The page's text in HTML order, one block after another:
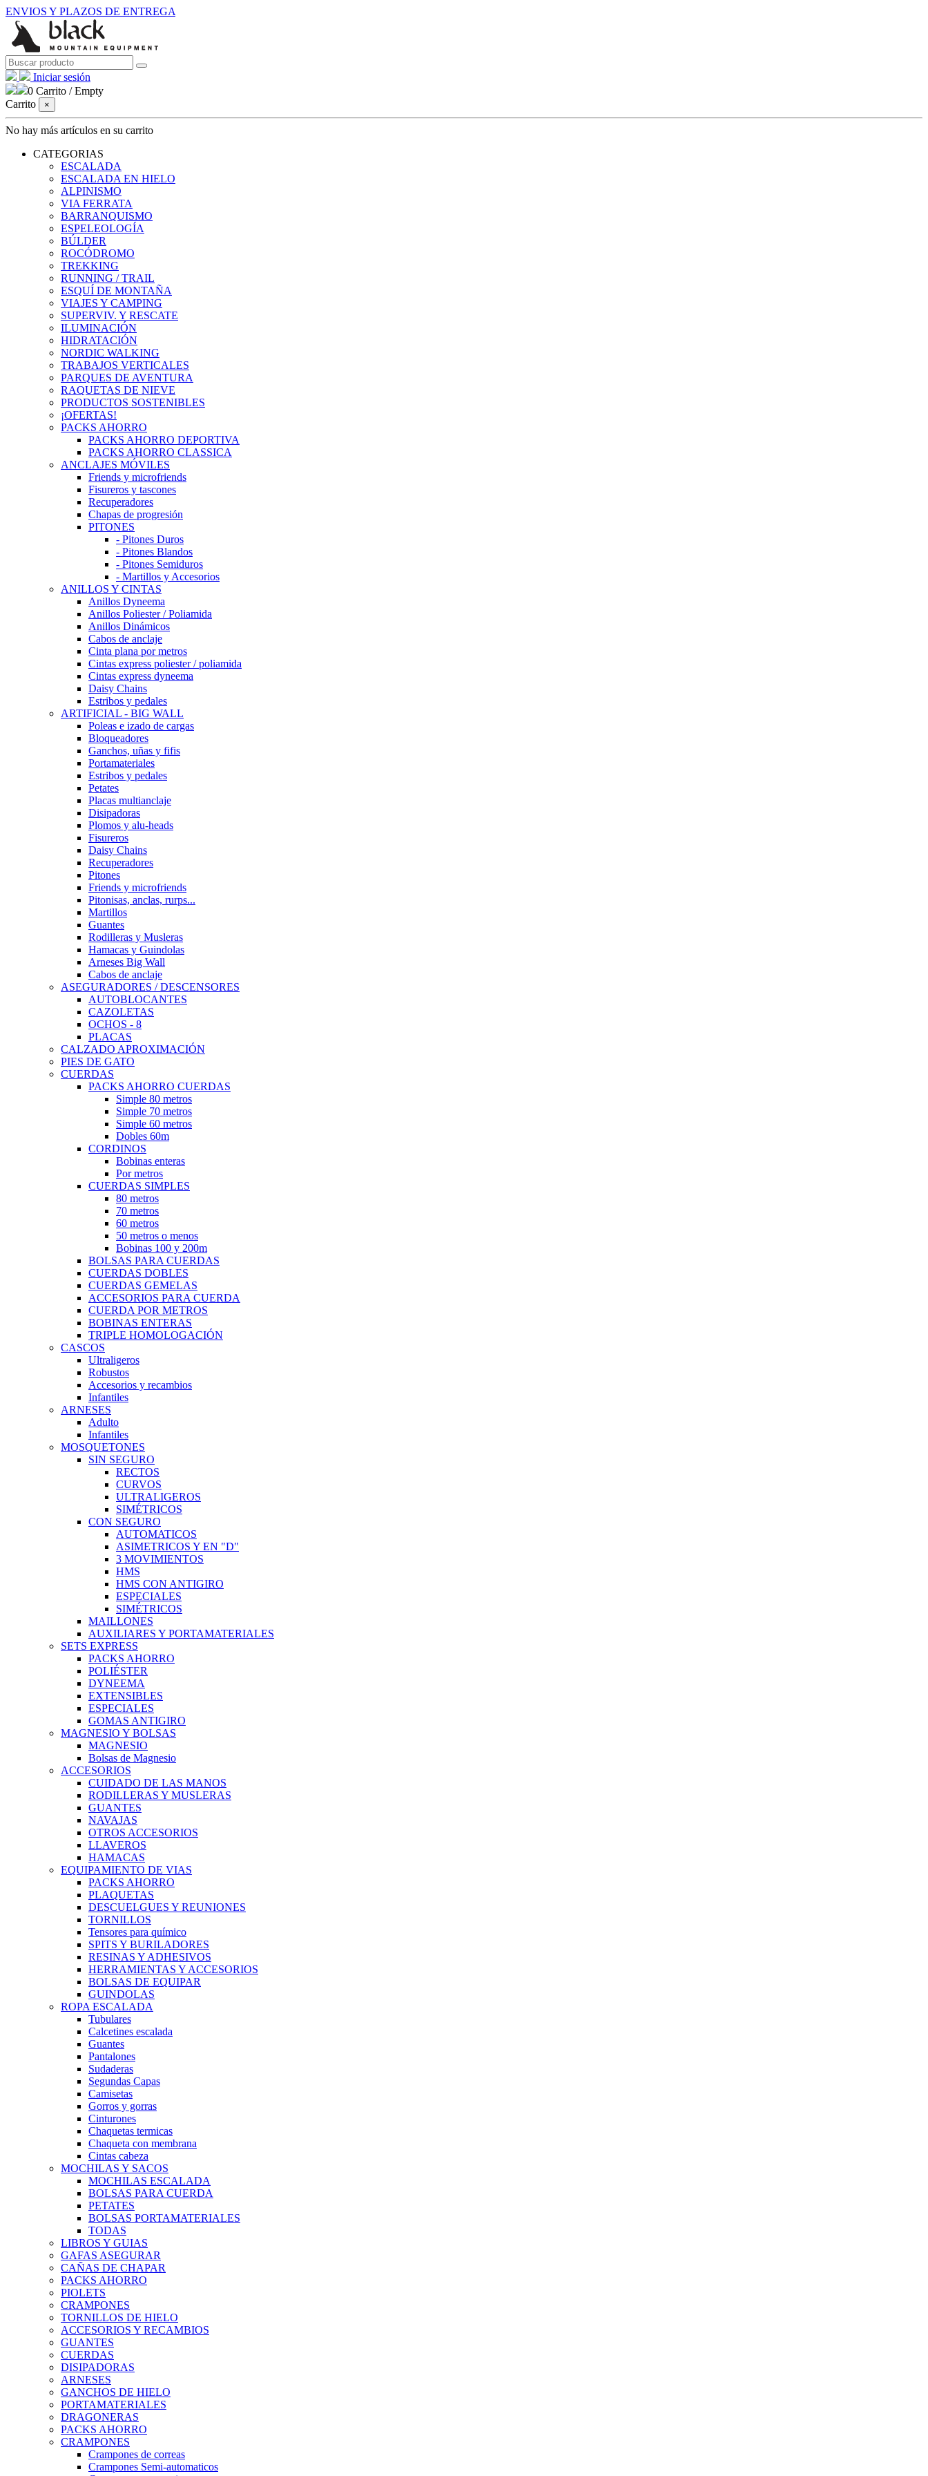
ENVIOS Y PLAZOS DE ENTREGA
Iniciar sesión
0 Carrito /Empty
Carrito
×
No hay más artículos en su carrito
CATEGORIAS
ESCALADA
ESCALADA EN HIELO
ALPINISMO
VIA FERRATA
BARRANQUISMO
ESPELEOLOGÍA
BÚLDER
ROCÓDROMO
TREKKING
RUNNING / TRAIL
ESQUÍ DE MONTAÑA
VIAJES Y CAMPING
SUPERVIV. Y RESCATE
ILUMINACIÓN
HIDRATACIÓN
NORDIC WALKING
TRABAJOS VERTICALES
PARQUES DE AVENTURA
RAQUETAS DE NIEVE
PRODUCTOS SOSTENIBLES
¡OFERTAS!
PACKS AHORRO
PACKS AHORRO DEPORTIVA
PACKS AHORRO CLASSICA
ANCLAJES MÓVILES
Friends y microfriends
Fisureros y tascones
Recuperadores
Chapas de progresión
PITONES
- Pitones Duros
- Pitones Blandos
- Pitones Semiduros
- Martillos y Accesorios
ANILLOS Y CINTAS
Anillos Dyneema
Anillos Poliester / Poliamida
Anillos Dinámicos
Cabos de anclaje
Cinta plana por metros
Cintas express poliester / poliamida
Cintas express dyneema
Daisy Chains
Estribos y pedales
ARTIFICIAL - BIG WALL
Poleas e izado de cargas
Bloqueadores
Ganchos, uñas y fifis
Portamateriales
Estribos y pedales
Petates
Placas multianclaje
Disipadoras
Plomos y alu-heads
Fisureros
Daisy Chains
Recuperadores
Pitones
Friends y microfriends
Pitonisas, anclas, rurps...
Martillos
Guantes
Rodilleras y Musleras
Hamacas y Guindolas
Arneses Big Wall
Cabos de anclaje
ASEGURADORES / DESCENSORES
AUTOBLOCANTES
CAZOLETAS
OCHOS - 8
PLACAS
CALZADO APROXIMACIÓN
PIES DE GATO
CUERDAS
PACKS AHORRO CUERDAS
Simple 80 metros
Simple 70 metros
Simple 60 metros
Dobles 60m
CORDINOS
Bobinas enteras
Por metros
CUERDAS SIMPLES
80 metros
70 metros
60 metros
50 metros o menos
Bobinas 100 y 200m
BOLSAS PARA CUERDAS
CUERDAS DOBLES
CUERDAS GEMELAS
ACCESORIOS PARA CUERDA
CUERDA POR METROS
BOBINAS ENTERAS
TRIPLE HOMOLOGACIÓN
CASCOS
Ultraligeros
Robustos
Accesorios y recambios
Infantiles
ARNESES
Adulto
Infantiles
MOSQUETONES
SIN SEGURO
RECTOS
CURVOS
ULTRALIGEROS
SIMÉTRICOS
CON SEGURO
AUTOMATICOS
ASIMETRICOS Y EN "D"
3 MOVIMIENTOS
HMS
HMS CON ANTIGIRO
ESPECIALES
SIMÉTRICOS
MAILLONES
AUXILIARES Y PORTAMATERIALES
SETS EXPRESS
PACKS AHORRO
POLIÉSTER
DYNEEMA
EXTENSIBLES
ESPECIALES
GOMAS ANTIGIRO
MAGNESIO Y BOLSAS
MAGNESIO
Bolsas de Magnesio
ACCESORIOS
CUIDADO DE LAS MANOS
RODILLERAS Y MUSLERAS
GUANTES
NAVAJAS
OTROS ACCESORIOS
LLAVEROS
HAMACAS
EQUIPAMIENTO DE VIAS
PACKS AHORRO
PLAQUETAS
DESCUELGUES Y REUNIONES
TORNILLOS
Tensores para químico
SPITS Y BURILADORES
RESINAS Y ADHESIVOS
HERRAMIENTAS Y ACCESORIOS
BOLSAS DE EQUIPAR
GUINDOLAS
ROPA ESCALADA
Tubulares
Calcetines escalada
Guantes
Pantalones
Sudaderas
Segundas Capas
Camisetas
Gorros y gorras
Cinturones
Chaquetas termicas
Chaqueta con membrana
Cintas cabeza
MOCHILAS Y SACOS
MOCHILAS ESCALADA
BOLSAS PARA CUERDA
PETATES
BOLSAS PORTAMATERIALES
TODAS
LIBROS Y GUIAS
GAFAS ASEGURAR
CAÑAS DE CHAPAR
PACKS AHORRO
PIOLETS
CRAMPONES
TORNILLOS DE HIELO
ACCESORIOS Y RECAMBIOS
GUANTES
CUERDAS
DISIPADORAS
ARNESES
GANCHOS DE HIELO
PORTAMATERIALES
DRAGONERAS
PACKS AHORRO
CRAMPONES
Crampones de correas
Crampones Semi-automaticos